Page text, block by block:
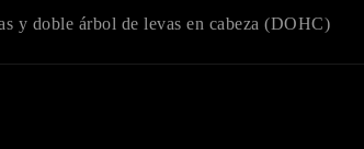
y doble árbol de levas en cabeza (DOHC)